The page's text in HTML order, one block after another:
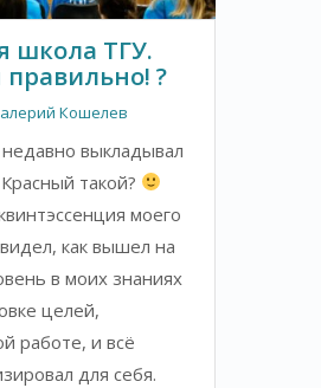
школа ТГУ.
правильно! ?
Кошелев
выкладывал
такой?
моего
как вышел на
в моих знаниях
целей,
работе, и всё
для себя.